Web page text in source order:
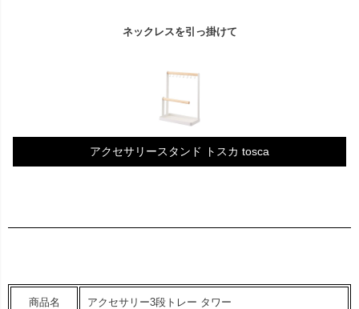
ネックレスを引っ掛けて
アクセサリースタンド トスカ tosca
商品名 アクセサリー3段トレー タワー